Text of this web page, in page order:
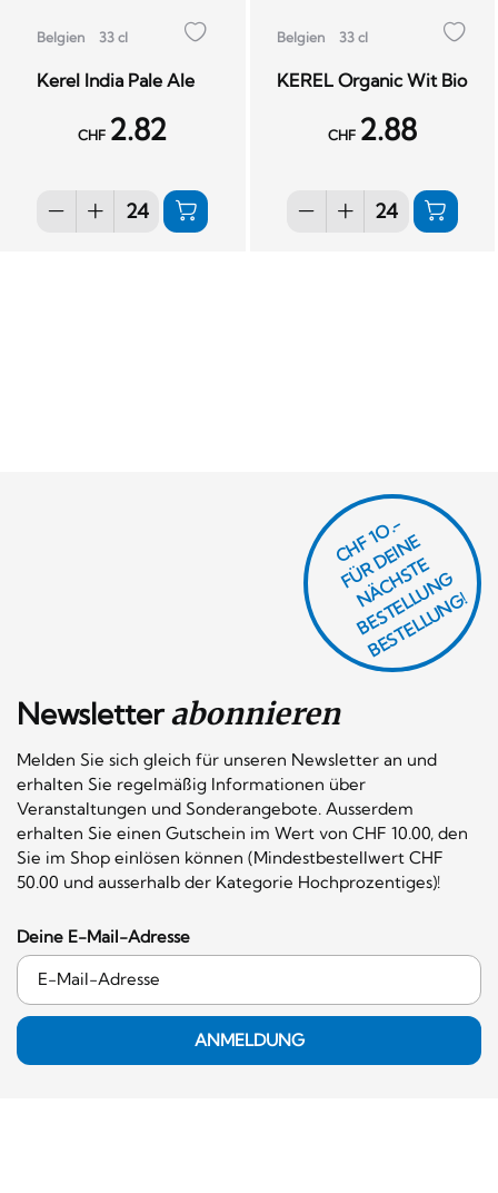
Belgien 33 cl
Kerel India Pale Ale
CHF 2.82
Belgien 33 cl
KEREL Organic Wit Bio
CHF 2.88
Newsletterabonnieren
Melden Sie sich gleich für unseren Newsletter an und
erhalten Sie regelmäßig Informationen über
Veranstaltungen und Sonderangebote. Ausserdem
erhalten Sie einen Gutschein im Wert von CHF 10.00, den
Sie im Shop einlösen können (Mindestbestellwert CHF
50.00 und ausserhalb der Kategorie Hochprozentiges)!
CHF 1O.-
F
Ü
R
D
EI
N
E
N
Ä
C
H
S
T
E
B
E
S
T
E
L
L
U
N
G
B
E
S
T
E
L
L
U
N
G!
Deine E-Mail-Adresse
ANMELDUNG